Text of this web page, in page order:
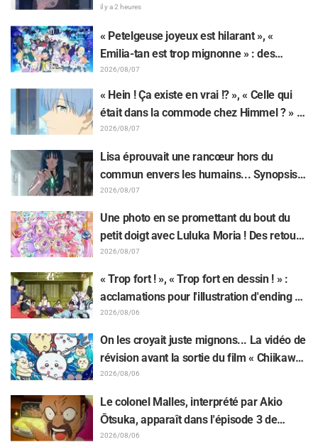
« BanG Dream! Yume∞Mita » dévoile son
il y a 2 heures
« Petelgeuse joyeux est hilarant », «
Emilia-tan est trop mignonne » : des
réactions enthousiastes après la
révélation du visuel de l'événement des 10
ans de l'anime « Re:Zero - Starting Life in
Another World »
2026/08/07
« Hein ! Ça existe en vrai !? », « Celle qui
était dans la commode chez Himmel ? » :
l’exposition de la « corne du Dragon Noir »
apparue dans l’épisode 1 de « Frieren »
laisse les fans stupéfaits
2026/08/07
Lisa éprouvait une rancœur hors du
commun envers les humains... Synopsis
et premières images de l'épisode 6 de
2026/08/07
Une photo en se promettant du bout du
petit doigt avec Luluka Moria ! Des retours
sur le compte rendu de la comédienne de
doublage Nao Tōyama après avoir assisté
au Dream Stage de « Star Detective
Precure! » : « C’est le W Arcana »
2026/08/07
« Trop fort ! », « Trop fort en dessin ! » :
acclamations pour l'illustration d'ending du
13e épisode dessinée par Asaki Yuikawa,
la comédienne doublant le protagoniste
de « The Elusive Samurai »
2026/08/06
On les croyait juste mignons... La vidéo de
révision avant la sortie du film « Chiikawa
» suscite des réactions surprises face au
décalage : « C'est plus sévère qu'imaginé
», « Ça ne parle que de travail »
2026/08/06
Le colonel Malles, interprété par Akio
Ōtsuka, apparaît dans l'épisode 3 de
l'anime TV « The Ghost in the Shell » !
2026/08/06